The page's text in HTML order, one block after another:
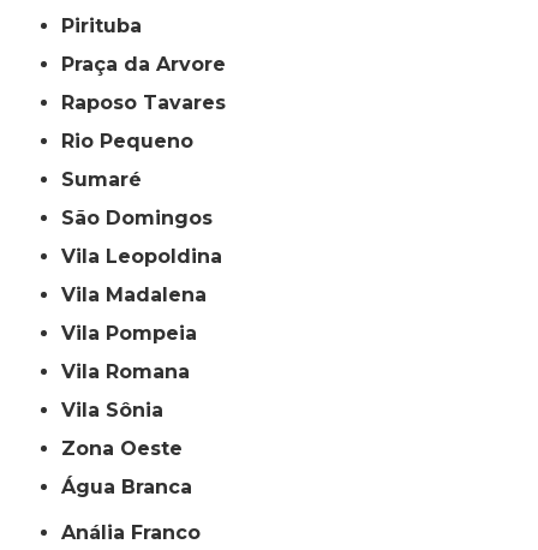
Pirituba
Praça da Arvore
Raposo Tavares
Rio Pequeno
Sumaré
São Domingos
Vila Leopoldina
Vila Madalena
Vila Pompeia
Vila Romana
Vila Sônia
Zona Oeste
Água Branca
Anália Franco